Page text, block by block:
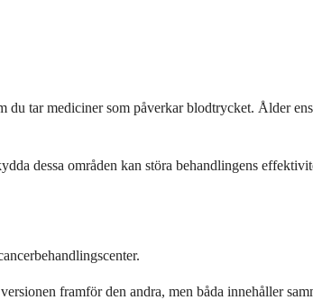
tar mediciner som påverkar blodtrycket. Ålder
dessa områden kan störa behandlingens
framför den andra, men båda innehåller